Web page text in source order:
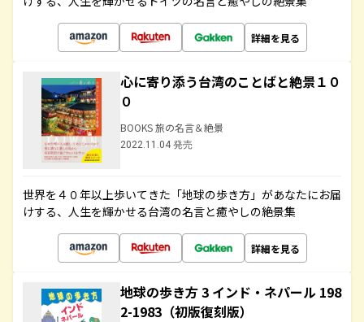
詳細を見る
心に寄り添う台湾のことばと絶景１０
０
BOOKS 旅の名言＆絶景
2022.11.04 発売
世界を４０年以上歩いてきた「地球の歩き方」があなたにお届
けする、人生を輝かせる台湾の名言と癒やしの絶景集
詳細を見る
地球の歩き方 3 インド・ネパール 198
2-1983（初版復刻版）